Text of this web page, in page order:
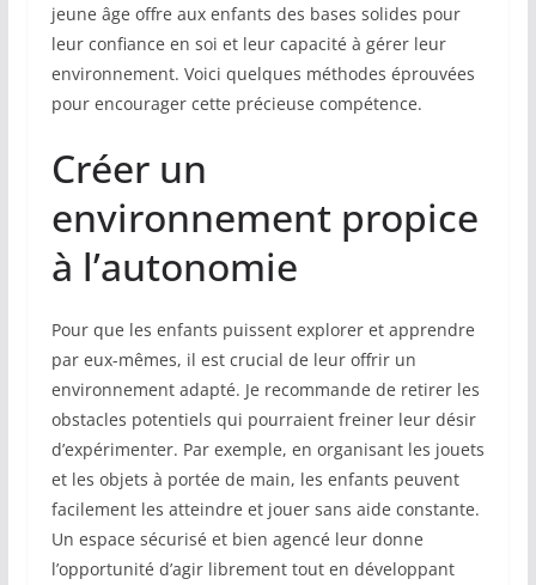
jeune âge offre aux enfants des bases solides pour
leur confiance en soi et leur capacité à gérer leur
environnement. Voici quelques méthodes éprouvées
pour encourager cette précieuse compétence.
Créer un
environnement propice
à l’autonomie
Pour que les enfants puissent explorer et apprendre
par eux-mêmes, il est crucial de leur offrir un
environnement adapté. Je recommande de retirer les
obstacles potentiels qui pourraient freiner leur désir
d’expérimenter. Par exemple, en organisant les jouets
et les objets à portée de main, les enfants peuvent
facilement les atteindre et jouer sans aide constante.
Un espace sécurisé et bien agencé leur donne
l’opportunité d’agir librement tout en développant